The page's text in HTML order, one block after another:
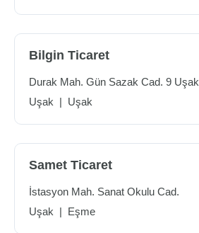
Bilgin Ticaret
Durak Mah. Gün Sazak Cad. 9 Uşak
Uşak | Uşak
Samet Ticaret
İstasyon Mah. Sanat Okulu Cad.
Uşak | Eşme